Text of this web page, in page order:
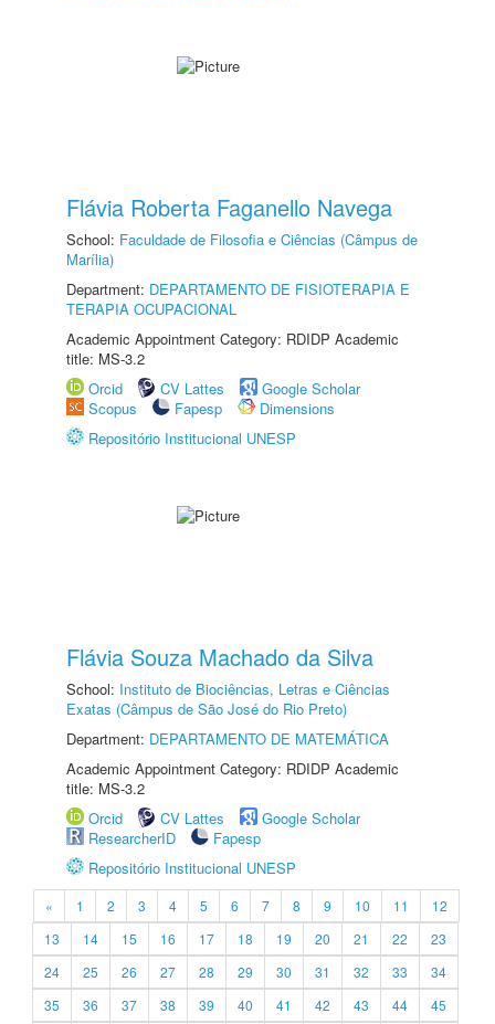
Flávia Roberta Faganello Navega
School: Faculdade de Filosofia e Ciências (Câmpus de
Marília)
Department: DEPARTAMENTO DE FISIOTERAPIA E
TERAPIA OCUPACIONAL
Academic Appointment Category: RDIDP Academic
title: MS-3.2
Orcid
CV Lattes
Google Scholar
Scopus
Fapesp
Dimensions
Repositório Institucional UNESP
Flávia Souza Machado da Silva
School: Instituto de Biociências, Letras e Ciências
Exatas (Câmpus de São José do Rio Preto)
Department: DEPARTAMENTO DE MATEMÁTICA
Academic Appointment Category: RDIDP Academic
title: MS-3.2
Orcid
CV Lattes
Google Scholar
ResearcherID
Fapesp
Repositório Institucional UNESP
« 1 2 3 4 5 6 7 8 9 10 11
12
13
14 15 16 17 18 19 20 21 22
23
24
25 26 27 28 29 30 31 32 33
34
35
36 37 38 39 40 41 42 43 44
45